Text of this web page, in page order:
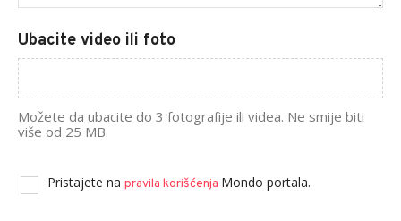
Ubacite video ili foto
Možete da ubacite do 3 fotografije ili videa. Ne smije biti
više od 25 MB.
Pristajete na pravila korišćenja Mondo portala.